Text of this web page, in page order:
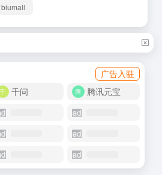
biumall
广告入驻
千问 腾讯元宝